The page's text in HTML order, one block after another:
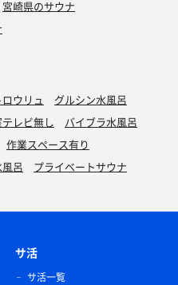
宮崎県のサウナ
ウリュ
グルシン水風呂
レビ無し
バイブラ水風呂
作業スペース有り
呂 プライベートサウナ
サ活
サ活一覧